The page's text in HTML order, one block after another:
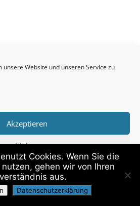
unsere Website und unseren Service zu
Akzeptieren
Ablehnen
Vorlieben
DatenschutzerklärungImpressum
Datenschutzerklärung
Richtlinie (EU)
Museumsverein
Rothenburg e.V.
Cookies. Wenn Sie die
gehen wir von Ihren
aus.
Datenschutzerklärung